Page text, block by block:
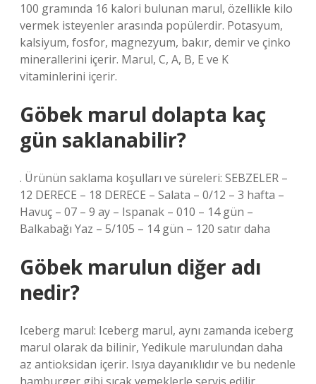
100 gramında 16 kalori bulunan marul, özellikle kilo
vermek isteyenler arasında popülerdir. Potasyum,
kalsiyum, fosfor, magnezyum, bakır, demir ve çinko
minerallerini içerir. Marul, C, A, B, E ve K
vitaminlerini içerir.
Göbek marul dolapta kaç
gün saklanabilir?
. Ürünün saklama koşulları ve süreleri: SEBZELER –
12 DERECE – 18 DERECE – Salata – 0/12 – 3 hafta –
Havuç – 07 – 9 ay – Ispanak – 010 – 14 gün –
Balkabağı Yaz – 5/105 – 14 gün – 120 satır daha
Göbek marulun diğer adı
nedir?
Iceberg marul: Iceberg marul, aynı zamanda iceberg
marul olarak da bilinir, Yedikule marulundan daha
az antioksidan içerir. Isıya dayanıklıdır ve bu nedenle